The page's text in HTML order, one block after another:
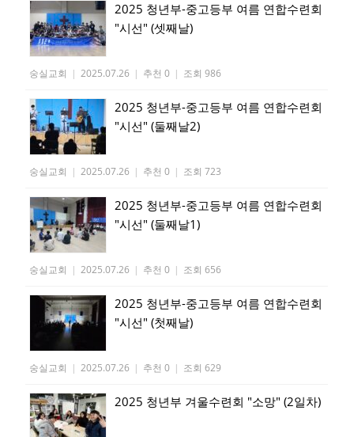
2025 청년부-중고등부 여름 연합수련회
"시선" (셋째날)
숭실교회 | 2025.07.26 | 추천 0 | 조회 986
2025 청년부-중고등부 여름 연합수련회
"시선" (둘째날2)
숭실교회 | 2025.07.26 | 추천 0 | 조회 723
2025 청년부-중고등부 여름 연합수련회
"시선" (둘째날1)
숭실교회 | 2025.07.26 | 추천 0 | 조회 656
2025 청년부-중고등부 여름 연합수련회
"시선" (첫째날)
숭실교회 | 2025.07.26 | 추천 0 | 조회 629
2025 청년부 겨울수련회 "소망" (2일차)